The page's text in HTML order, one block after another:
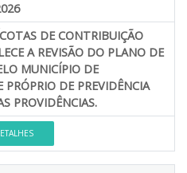
DE CONTRIBUIÇÃO
A REVISÃO DO PLANO DE
MUNICÍPIO DE
DE PREVIDÊNCIA
PROVIDÊNCIAS.